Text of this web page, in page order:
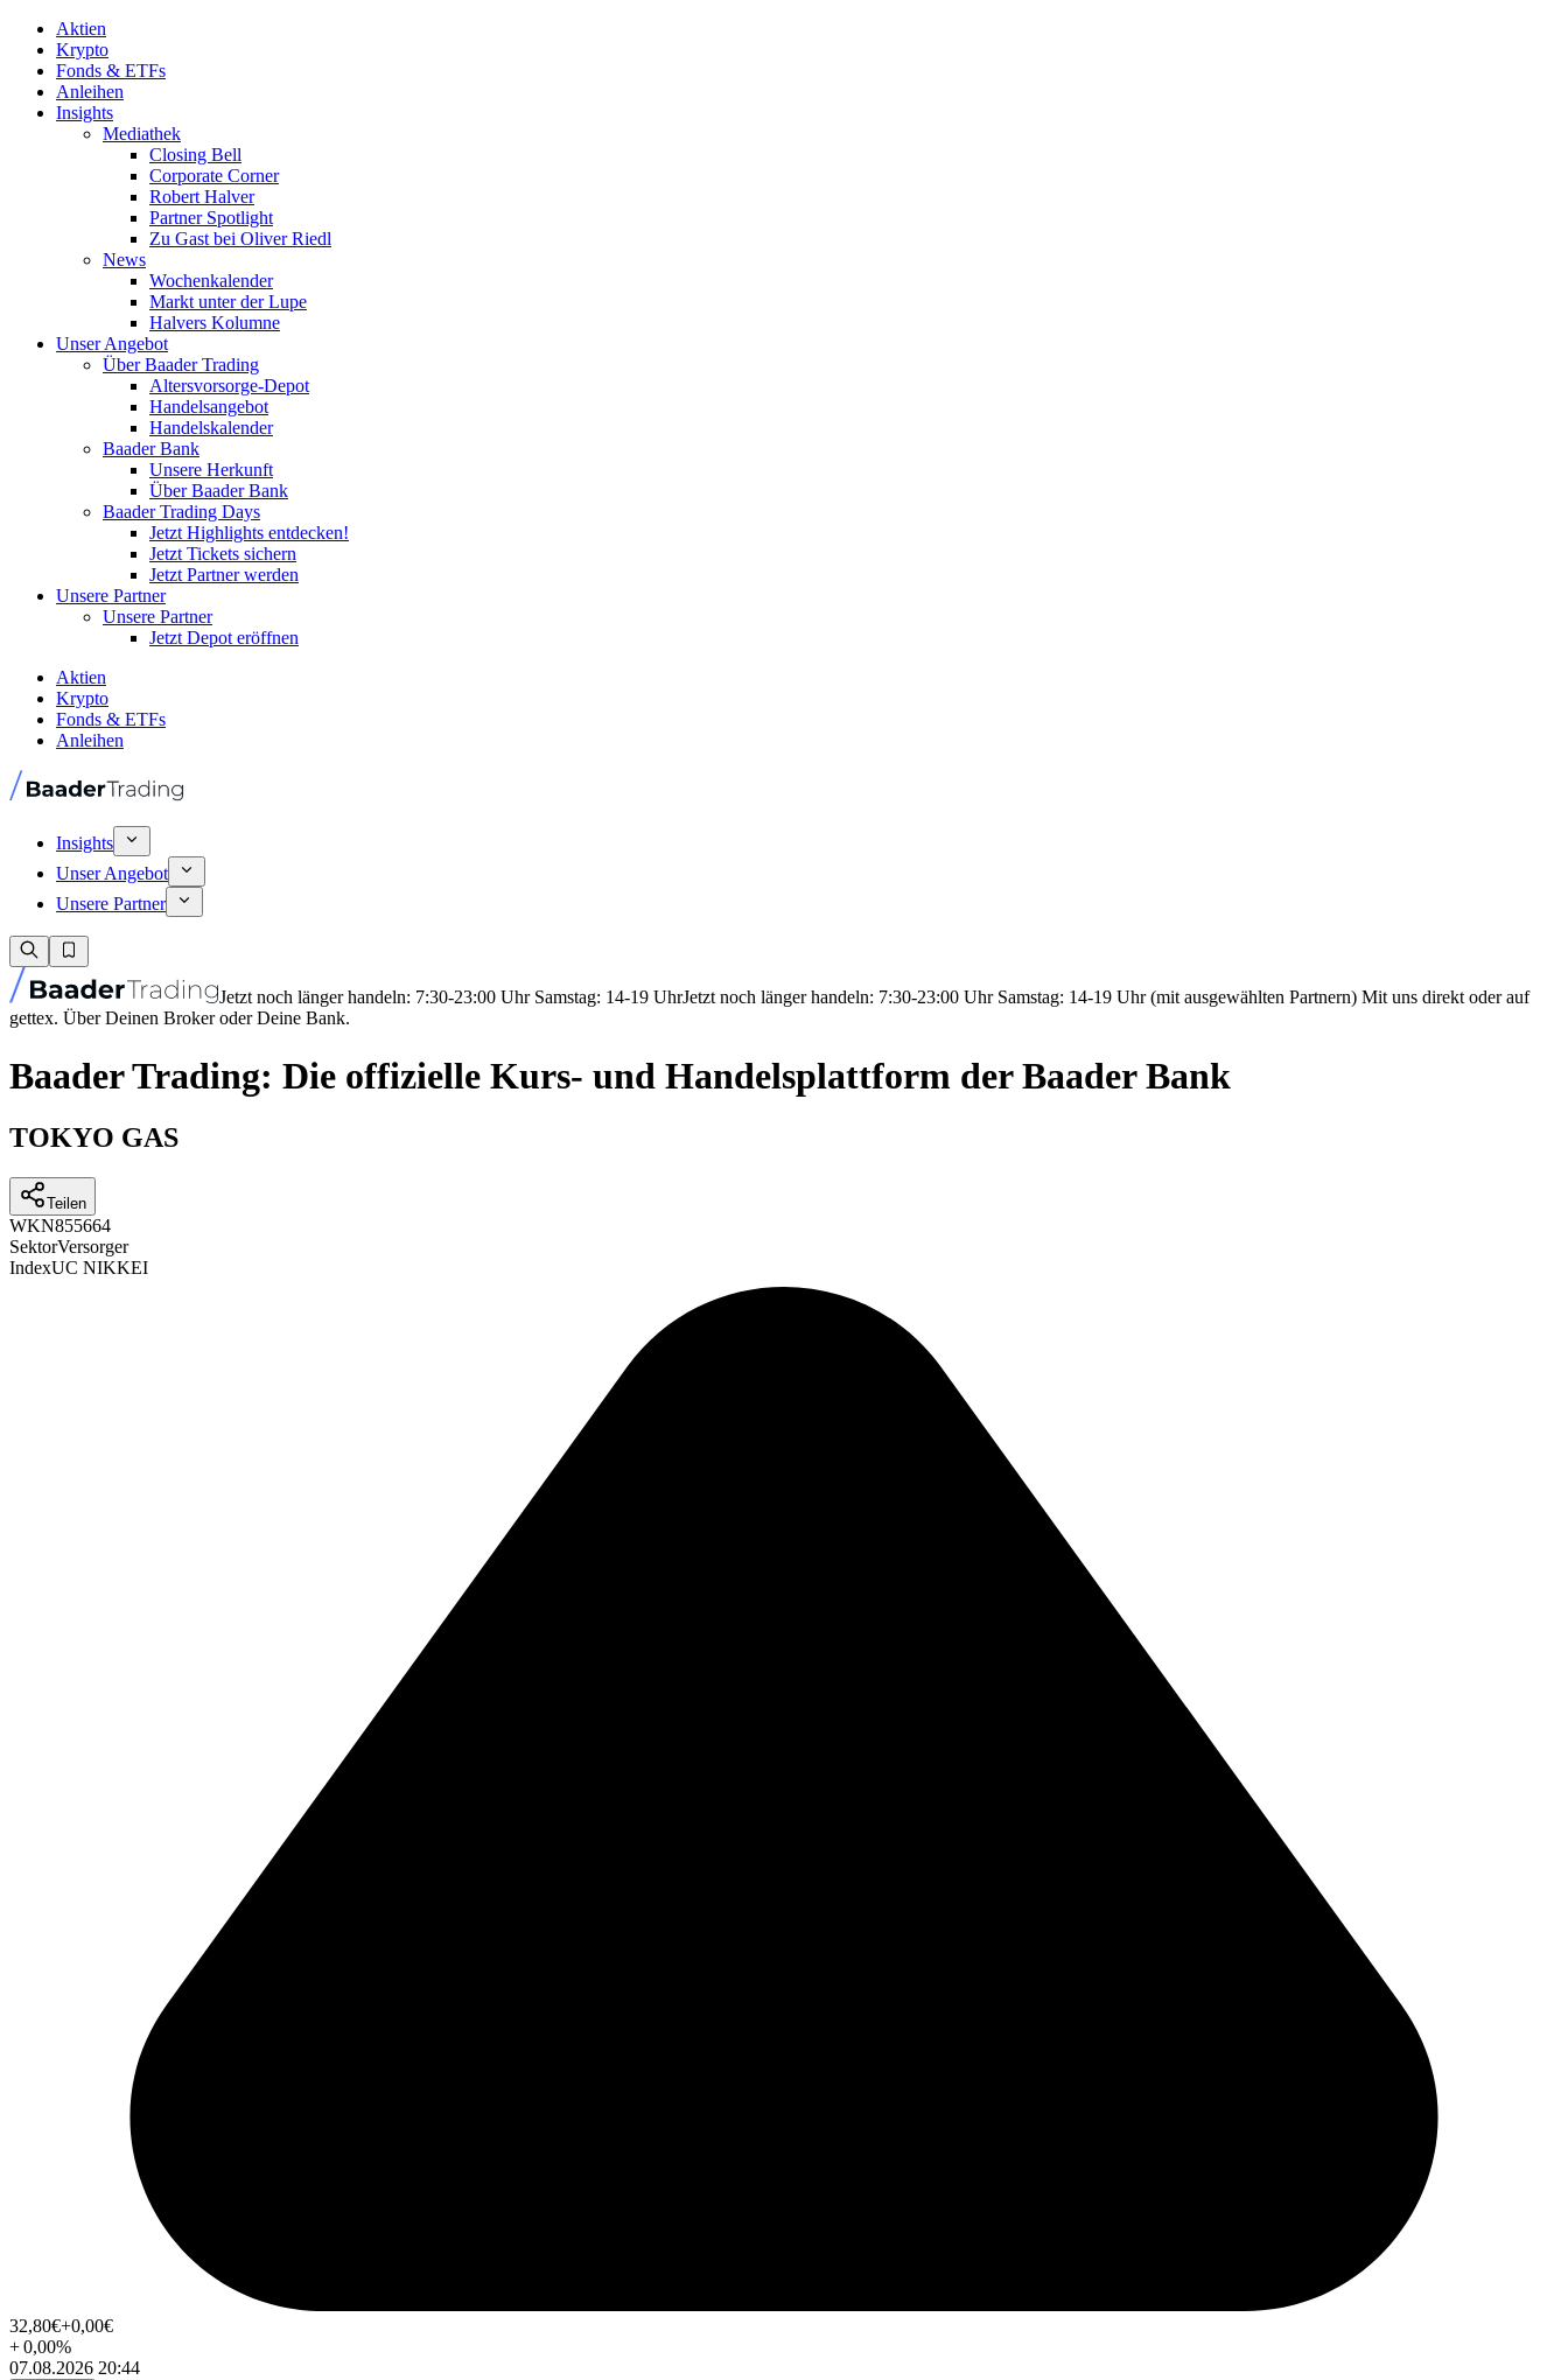
Aktien
Krypto
Fonds & ETFs
Anleihen
Insights
Mediathek
Closing Bell
Corporate Corner
Robert Halver
Partner Spotlight
Zu Gast bei Oliver Riedl
News
Wochenkalender
Markt unter der Lupe
Halvers Kolumne
Unser Angebot
Über Baader Trading
Altersvorsorge-Depot
Handelsangebot
Handelskalender
Baader Bank
Unsere Herkunft
Über Baader Bank
Baader Trading Days
Jetzt Highlights entdecken!
Jetzt Tickets sichern
Jetzt Partner werden
Unsere Partner
Unsere Partner
Jetzt Depot eröffnen
Aktien
Krypto
Fonds & ETFs
Anleihen
Insights
Unser Angebot
Unsere Partner
Jetzt noch länger handeln: 7:30-23:00 Uhr Samstag: 14-19 UhrJetzt noch länger handeln: 7:30-23:00 Uhr Samstag: 14-19 Uhr (mit ausgewählten Partnern) Mit uns direkt oder auf
gettex. Über Deinen Broker oder Deine Bank.
Baader Trading: Die offizielle Kurs- und Handelsplattform der Baader Bank
TOKYO GAS
Teilen
WKN855664
SektorVersorger
IndexUC NIKKEI
32,80€+0,00€
+0,00%
07.08.2026 20:44